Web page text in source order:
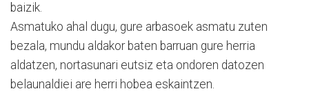
baizik.
Asmatuko ahal dugu, gure arbasoek asmatu zuten
bezala, mundu aldakor baten barruan gure herria
aldatzen, nortasunari eutsiz eta ondoren datozen
belaunaldiei are herri hobea eskaintzen.